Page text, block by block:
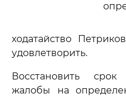
ходатайство
удовлетворить.
Восстановить
жалобы на